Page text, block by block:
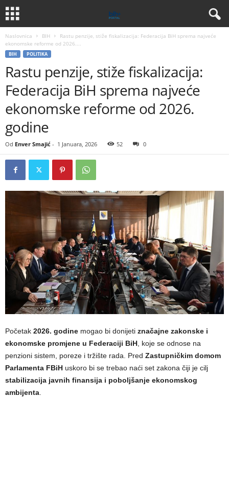
Naslovnica BIH
Rastu penzije, stiže fiskalizacija: Federacija BiH sprema najveće
ekonomske reforme od 2026....
BIH POLITIKA
Rastu penzije, stiže fiskalizacija:
Federacija BiH sprema najveće
ekonomske reforme od 2026.
godine
Od Enver Smajić - 1 Januara, 2026 52 0
Početak 2026. godine mogao bi donijeti značajne zakonske i
ekonomske promjene u Federaciji BiH , koje se odnose na
penzioni sistem, poreze i tržište rada. Pred Zastupničkim domom
Parlamenta FBiH uskoro bi se trebao naći set zakona čiji je cilj
stabilizacija javnih finansija i poboljšanje ekonomskog
ambijenta